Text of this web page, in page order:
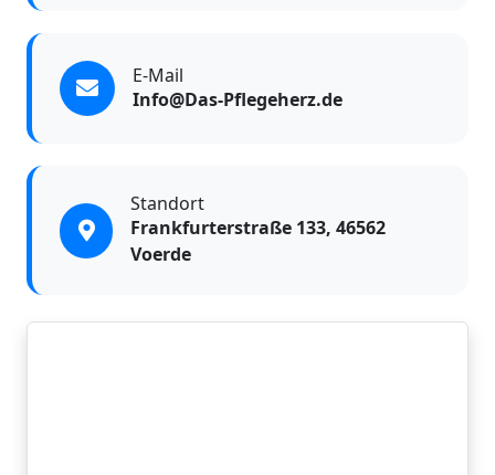
E-Mail
Info@Das-Pflegeherz.de
Standort
Frankfurterstraße 133, 46562
Voerde